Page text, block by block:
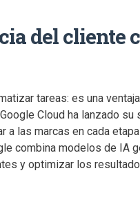
del cliente
tareas: es una
Cloud ha lanzado su
a las marcas en cada
combina modelos de IA
y optimizar los